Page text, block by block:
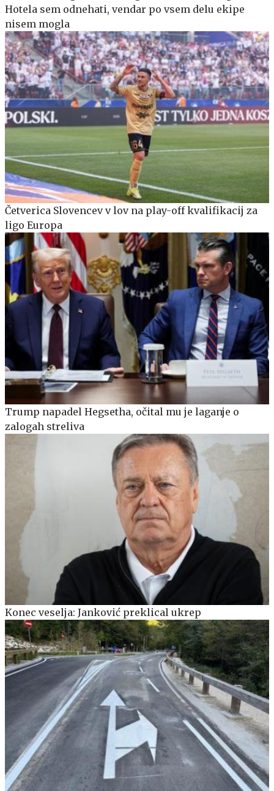
Hotela sem odnehati, vendar po vsem delu ekipe
nisem mogla
Četverica Slovencev v lov na play-off kvalifikacij za
ligo Europa
Trump napadel Hegsetha, očital mu je laganje o
zalogah streliva
Konec veselja: Janković preklical ukrep